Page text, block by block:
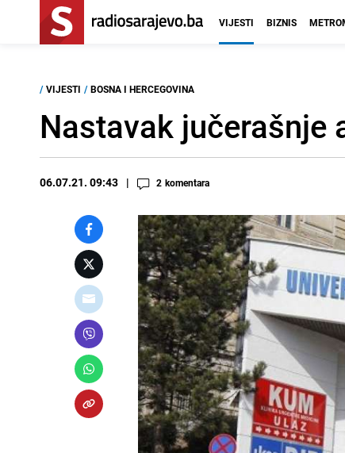
VIJESTI BIZNIS
/ VIJESTI / BOSNA I HERCEGOVINA
Nastavak jučerašnje
06.07.21. 09:43 2 komentara